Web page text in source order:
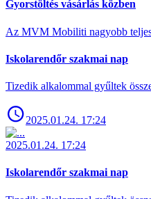
Gyorstöltés vásárlás közben
Az MVM Mobiliti nagyobb
Iskolarendőr szakmai nap
Tizedik alkalommal gyűltek
2025.01.24. 17:24
2025.01.24. 17:24
Iskolarendőr szakmai nap